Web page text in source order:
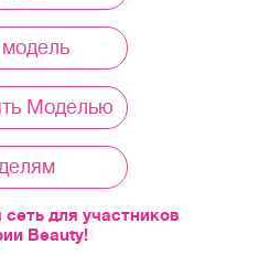
Моделью
для участников
Beauty!